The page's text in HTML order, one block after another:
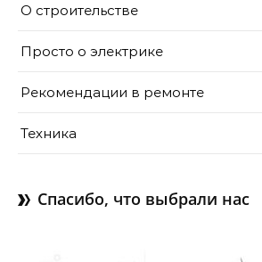
О строительстве
Просто о электрике
Рекомендации в ремонте
Техника
Спасибо, что выбрали нас